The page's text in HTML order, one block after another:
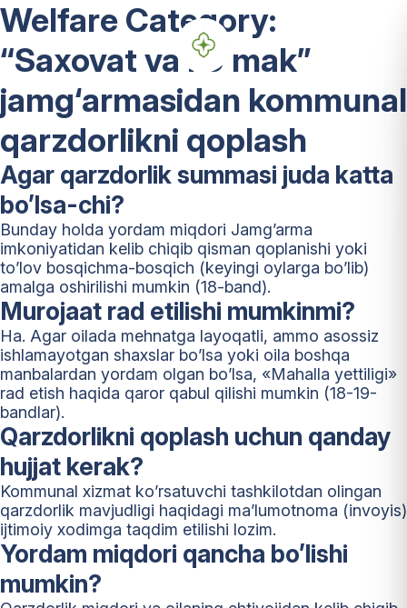
Welfare Category:
“Saxovat va koʻmak”
jamg‘armasidan kommunal
qarzdorlikni qoplash
Agar qarzdorlik summasi juda katta
bo’lsa-chi?
Bunday holda yordam miqdori Jamg’arma
imkoniyatidan kelib chiqib qisman qoplanishi yoki
to’lov bosqichma-bosqich (keyingi oylarga bo’lib)
amalga oshirilishi mumkin (18-band).
Murojaat rad etilishi mumkinmi?
Ha. Agar oilada mehnatga layoqatli, ammo asossiz
ishlamayotgan shaxslar bo’lsa yoki oila boshqa
manbalardan yordam olgan bo’lsa, «Mahalla yettiligi»
rad etish haqida qaror qabul qilishi mumkin (18-19-
bandlar).
Qarzdorlikni qoplash uchun qanday
hujjat kerak?
Kommunal xizmat ko’rsatuvchi tashkilotdan olingan
qarzdorlik mavjudligi haqidagi ma’lumotnoma (invoyis)
ijtimoiy xodimga taqdim etilishi lozim.
Yordam miqdori qancha bo’lishi
mumkin?